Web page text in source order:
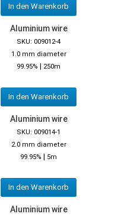
In den Warenkorb
Aluminium wire
SKU: 009012-4
1.0 mm diameter
99.95% | 250m
In den Warenkorb
Aluminium wire
SKU: 009014-1
2.0 mm diameter
99.95% | 5m
In den Warenkorb
Aluminium wire